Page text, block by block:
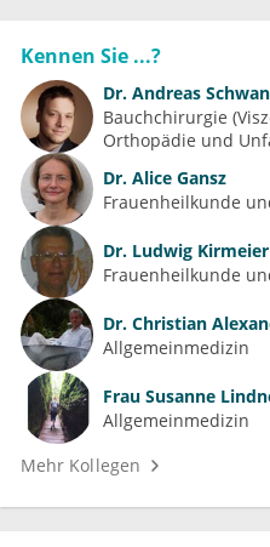
Kennen Sie ...?
Dr. Andreas Schwan
Bauchchirurgie
Orthopädie und
Dr. Alice Gansz
Frauenheilkunde
Dr. Ludwig Kirmeier
Frauenheilkunde
Dr. Christian
Allgemeinmedizin
Frau Susanne
Allgemeinmedizin
Mehr Kollegen